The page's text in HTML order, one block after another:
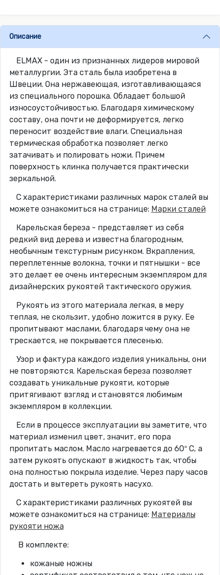
Описание
ELMAX - один из признанных лидеров мировой
металлургии. Эта сталь была изобретена в
Швеции. Она нержавеющая, изготавливающаяся
из специального порошка. Обладает большой
износоустойчивостью. Благодаря химическому
составу, она почти не деформируется, легко
переносит воздействие влаги. Специальная
термическая обработка позволяет легко
затачивать и полировать ножи. Причем
поверхность клинка получается практически
зеркальной.
С характеристиками различных марок сталей вы
можете ознакомиться на странице: Марки сталей
Карельская береза - представляет из себя
редкий вид дерева и известна благородным,
необычным текстурным рисунком. Вкрапления,
переплетенные волокна, точки и пятнышки - все
это делает ее очень интересным экземпляром для
дизайнерских рукоятей тактического оружия.
Рукоять из этого материала легкая, в меру
теплая, не скользит, удобно ложится в руку. Ее
пропитывают маслами, благодаря чему она не
трескается, не покрывается плесенью.
Узор и фактура каждого изделия уникальны, они
не повторяются. Карельская береза позволяет
создавать уникальные рукояти, которые
притягивают взгляд и становятся любимым
экземпляром в коллекции.
Если в процессе эксплуатации вы заметите, что
материал изменил цвет, значит, его пора
пропитать маслом. Масло нагревается до 60° C, а
затем рукоять опускают в жидкость так, чтобы
она полностью покрыла изделие. Через пару часов
достать и вытереть рукоять насухо.
С характеристиками различных рукоятей вы
можете ознакомиться на странице: Материалы
рукояти ножа
В комплекте:
кожаные ножны